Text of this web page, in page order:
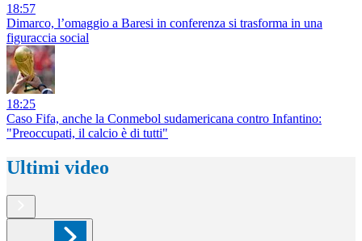
18:57
Dimarco, l’omaggio a Baresi in conferenza si trasforma in una
figuraccia social
18:25
Caso Fifa, anche la Conmebol sudamericana contro Infantino:
"Preoccupati, il calcio è di tutti"
Ultimi video